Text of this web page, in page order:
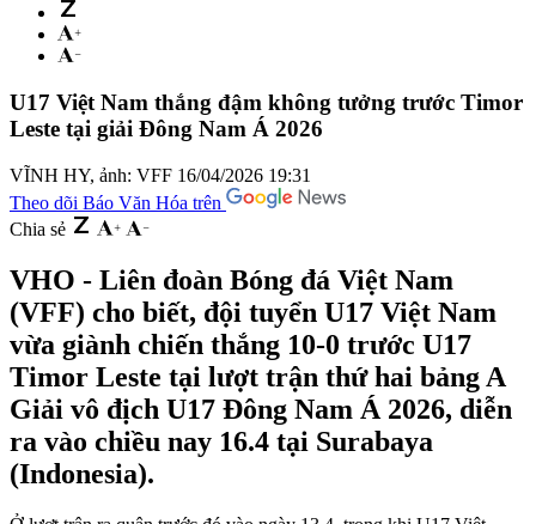
U17 Việt Nam thắng đậm không tưởng trước Timor
Leste tại giải Đông Nam Á 2026
VĨNH HY, ảnh: VFF 16/04/2026 19:31
Theo dõi Báo Văn Hóa trên
Chia sẻ
VHO - Liên đoàn Bóng đá Việt Nam
(VFF) cho biết, đội tuyển U17 Việt Nam
vừa giành chiến thắng 10-0 trước U17
Timor Leste tại lượt trận thứ hai bảng A
Giải vô địch U17 Đông Nam Á 2026, diễn
ra vào chiều nay 16.4 tại Surabaya
(Indonesia).